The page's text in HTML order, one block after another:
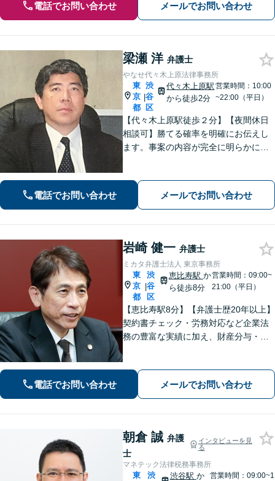
電話でお問い合わせ メールでお問い合わせ
梁瀬 洋 弁護士
やなせ代々木上原法律事務所
東
京
都
|
渋
谷
区
代々木上原駅
から徒歩2分
営業時間：10:00
~22:00（平日）
【代々木上原駅徒歩２分】【夜間休日
相談可】勝てる確率を明確にお伝えし
ます。事案の内容が完全に明らかにな
とは一切言いません。安心しておまか
せください。
電話でお問い合わせ メールでお問い合わせ
岩崎 健一 弁護士
ミカタ弁護士法人 東京事務所
東
京
都
|
渋
谷
区
恵比寿駅 か
ら徒歩8分
営業時間：09:00~
21:00（平日）
【恵比寿駅8分】【弁護士歴20年以上】
契約書チェック・労務対応など企業法
務の豊富な実績に加え、財産分与・親
寄り添い最適な解決を目指します。
【初回相談可能】【WEB面談可能】
電話でお問い合わせ メールでお問い合わせ
朝倉 誠 弁護
士
インタビューを見
る
マネテック法律税務事務所
東
渋
渋谷駅 か
営業時間：09:00~1